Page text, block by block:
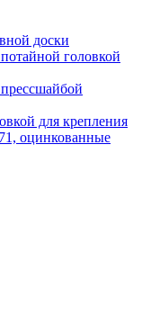
доски
головкой
для крепления
оцинкованные